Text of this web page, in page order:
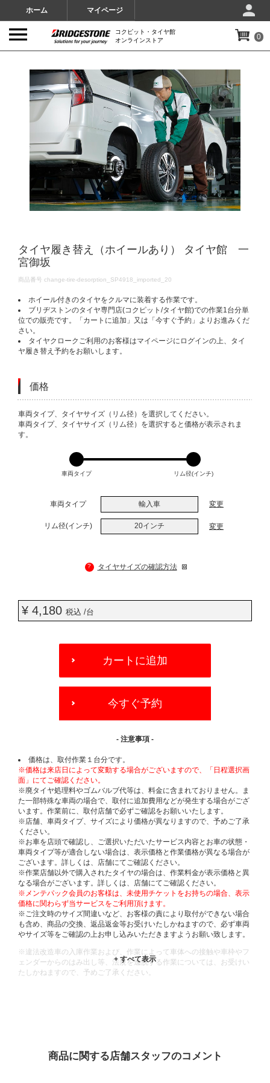
ホーム マイページ
コクピット・タイヤ館
オンラインストア
0
タイヤ履き替え（ホイールあり） タイヤ館 一
宮御坂
DETAILS
商品番号 change-tire-desorption_SP4918_imported_20
ホイール付きのタイヤをクルマに装着する作業です。
ブリヂストンのタイヤ専門店(コクピット/タイヤ館)での作業1台分単
位での販売です。「カートに追加」又は「今すぐ予約」よりお進みくだ
さい。
タイヤクロークご利用のお客様はマイページにログインの上、タイ
ヤ履き替え予約をお願いします。
価格
VARIATIONS
車両タイプ、タイヤサイズ（リム径）を選択してください。
車両タイプ、タイヤサイズ（リム径）を選択すると価格が表示されま
す。
車両タイプ リム径(インチ)
車両タイプ 輸入車 変更
リム径(インチ) 20インチ 変更
? タイヤサイズの確認方法
¥ 4,180 税込 /台
OPTIONS
カートに追加
今すぐ予約
- 注意事項 -
価格は、取付作業１台分です。
※価格は来店日によって変動する場合がございますので、「日程選択画
面」にてご確認ください。
※廃タイヤ処理料やゴムバルブ代等は、料金に含まれておりません。ま
た一部特殊な車両の場合で、取付に追加費用などが発生する場合がござ
います。作業前に、取付店舗で必ずご確認をお願いいたします。
※店舗、車両タイプ、サイズにより価格が異なりますので、予めご了承
ください。
※お車を店頭で確認し、ご選択いただいたサービス内容とお車の状態・
車両タイプ等が適合しない場合は、表示価格と作業価格が異なる場合が
ございます。詳しくは、店舗にてご確認ください。
※作業店舗以外で購入されたタイヤの場合は、作業料金が表示価格と異
なる場合がございます。詳しくは、店舗にてご確認ください。
※メンテパック会員のお客様は、未使用チケットをお持ちの場合、表示
価格に関わらず当サービスをご利用頂けます。
※ご注文時のサイズ間違いなど、お客様の責により取付ができない場合
も含め、商品の交換、返品返金等お受けいたしかねますので、必ず車両
やサイズ等をご確認の上お申し込みいただきますようお願い致します。
※違法改造車の入庫作業および、作業によって車体への接触や車枠やフ
ェンダーからのはみ出し等、法規を逸脱する作業については、お受けい
たしかねますので、予めご了承ください。
商品に関する店舗スタッフのコメント